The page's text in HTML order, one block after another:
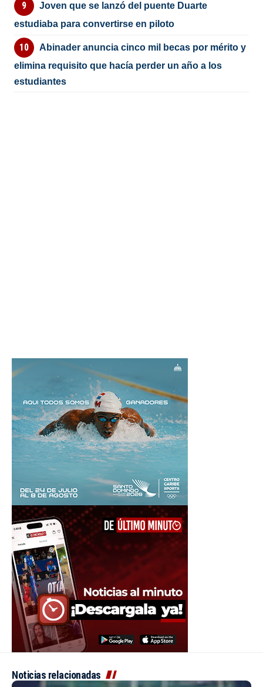
Joven que se lanzó del puente Duarte
estudiaba para convertirse en piloto
Abinader anuncia cinco mil becas por mérito y
elimina requisito que hacía perder un año a los
estudiantes
Noticias relacionadas